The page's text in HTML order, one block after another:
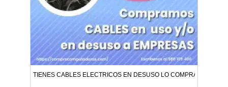
TIENES CABLES ELECTRICOS EN DESUSO LO COMPRAMOS